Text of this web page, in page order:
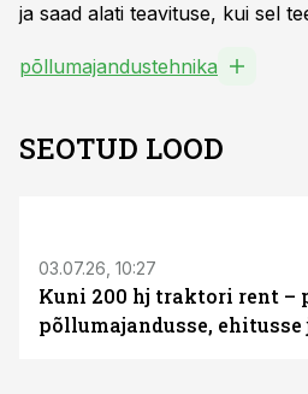
ja saad alati teavituse, kui sel
põllumajandustehnika
SEOTUD LOOD
03.07.26, 10:27
Kuni 200 hj traktori rent –
põllumajandusse, ehitusse